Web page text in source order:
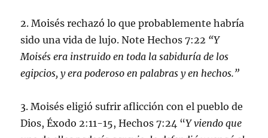
2. Moisés rechazó lo que probablemente habría
sido una vida de lujo. Note Hechos 7:22 “Y
Moisés era instruido en toda la sabiduría de los
egipcios, y era poderoso en palabras y en hechos.”
3. Moisés eligió sufrir aflicción con el pueblo de
Dios, Éxodo 2:11-15, Hechos 7:24 “Y viendo que